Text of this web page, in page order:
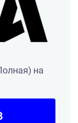
на